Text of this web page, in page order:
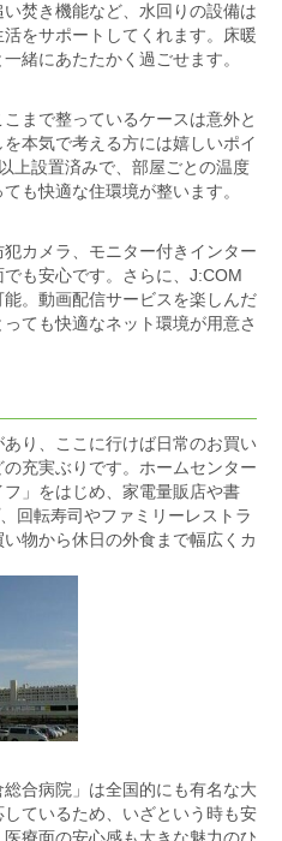
焚き機能など、水回りの設備は
をサポートしてくれます。床暖
緒にあたたかく過ごせます。
まで整っているケースは意外と
本気で考える方には嬉しいポイ
上設置済みで、部屋ごとの温度
も快適な住環境が整います。
カメラ、モニター付きインター
も安心です。さらに、J:COM
。動画配信サービスを楽しんだ
ても快適なネット環境が用意さ
り、ここに行けば日常のお買い
充実ぶりです。ホームセンター
フ」をはじめ、家電量販店や書
回転寿司やファミリーレストラ
物から休日の外食まで幅広くカ
合病院」は全国的にも有名な大
ているため、いざという時も安